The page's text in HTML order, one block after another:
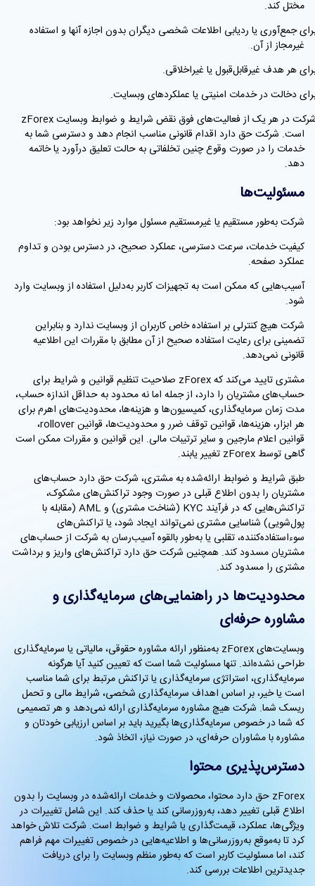
مختل کند.
جمع‌آوری یا ردیابی اطلاعات شخصی دیگران بدون اجازه آنها و استفاده
غیرمجاز از آن.
هر هدف غیرقابل‌قبول یا غیراخلاقی.
دخالت در خدمات امنیتی یا عملکردهای وبسایت.
· شرکت در هر یک از فعالیت‌های فوق نقض شرایط و ضوابط وبسایت zForex
است. شرکت حق دارد اقدام قانونی مناسب انجام دهد و دسترسی شما به
خدمات را در صورت وقوع چنین تخلفاتی به حالت تعلیق درآورد یا خاتمه
دهد.
مسئولیت‌ها
شرکت به‌طور مستقیم یا غیرمستقیم مسئول موارد زیر نخواهد بود:
کیفیت خدمات، سرعت دسترسی، عملکرد صحیح، در دسترس بودن و تداوم
عملکرد صفحه.
آسیب‌هایی که ممکن است به تجهیزات کاربر به‌دلیل استفاده از وبسایت وارد
شود.
شرکت هیچ کنترلی بر استفاده خاص کاربران از وبسایت ندارد و بنابراین
تضمینی برای رعایت استفاده صحیح از آن مطابق با مقررات این اطلاعیه
قانونی نمی‌دهد.
مشتری تایید می‌کند که zForex صلاحیت تنظیم قوانین و شرایط برای
حساب‌های مشتریان را دارد، از جمله اما نه محدود به حداقل اندازه حساب،
مدت زمان سرمایه‌گذاری، کمیسیون‌ها و هزینه‌ها، محدودیت‌های اهرم برای
هر ابزار، هزینه‌ها، قوانین توقف ضرر و محدودیت‌ها، قوانین rollover،
قوانین اعلام مارجین و سایر ترتیبات مالی. این قوانین و مقررات ممکن است
گاهی توسط zForex تغییر یابند.
طبق شرایط و ضوابط ارائه‌شده به مشتری، شرکت حق دارد حساب‌های
مشتریان را بدون اطلاع قبلی در صورت وجود تراکنش‌های مشکوک،
تراکنش‌هایی که در فرآیند KYC (شناخت مشتری) و AML (مقابله با
پول‌شویی) شناسایی مشتری نمی‌تواند ایجاد شود، یا تراکنش‌های
سوءاستفاده‌کننده، تقلبی یا به‌طور بالقوه آسیب‌رسان به شرکت از حساب‌های
مشتریان مسدود کند. همچنین شرکت حق دارد تراکنش‌های واریز و برداشت
مشتری را مسدود کند.
محدودیت‌ها در راهنمایی‌های سرمایه‌گذاری و
مشاوره حرفه‌ای
وبسایت‌های zForex به‌منظور ارائه مشاوره حقوقی، مالیاتی یا سرمایه‌گذاری
طراحی نشده‌اند. تنها مسئولیت شما است که تعیین کنید آیا هرگونه
سرمایه‌گذاری، استراتژی سرمایه‌گذاری یا تراکنش مرتبط برای شما مناسب
است یا خیر، بر اساس اهداف سرمایه‌گذاری شخصی، شرایط مالی و تحمل
ریسک شما. شرکت هیچ مشاوره سرمایه‌گذاری ارائه نمی‌دهد و هر تصمیمی
که شما در خصوص سرمایه‌گذاری‌ها بگیرید باید بر اساس ارزیابی خودتان و
مشاوره با مشاوران حرفه‌ای، در صورت نیاز، اتخاذ شود.
دسترس‌پذیری محتوا
zForex حق دارد محتوا، محصولات و خدمات ارائه‌شده در وبسایت را بدون
اطلاع قبلی تغییر دهد، به‌روزرسانی کند یا حذف کند. این شامل تغییرات در
ویژگی‌ها، عملکرد، قیمت‌گذاری یا شرایط و ضوابط است. شرکت تلاش خواهد
کرد تا به‌موقع به‌روزرسانی‌ها و اطلاعیه‌هایی در خصوص تغییرات مهم فراهم
کند، اما مسئولیت کاربر است که به‌طور منظم وبسایت را برای دریافت
جدیدترین اطلاعات بررسی کند.